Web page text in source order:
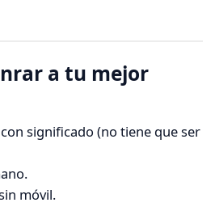
a tu mejor
significado (no tiene que ser
móvil.